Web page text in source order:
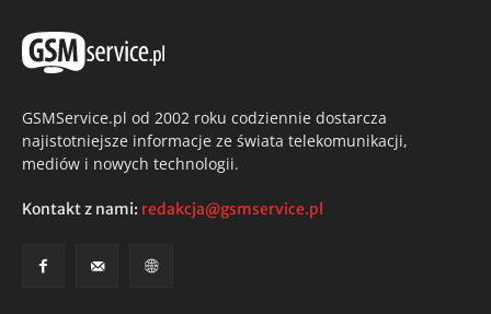
GSMService.pl od 2002 roku codziennie dostarcza
najistotniejsze informacje ze świata telekomunikacji,
mediów i nowych technologii.
Kontakt z nami: redakcja@gsmservice.pl